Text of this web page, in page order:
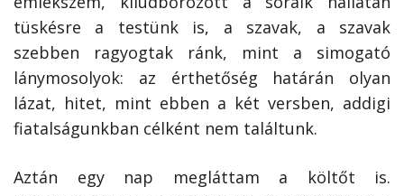
tüskésre a testünk is, a szavak, a szavak
szebben ragyogtak ránk, mint a simogató
lánymosolyok: az érthetőség határán olyan
lázat, hitet, mint ebben a két versben, addigi
fiatalságunkban célként nem találtunk.
Aztán egy nap megláttam a költőt is.